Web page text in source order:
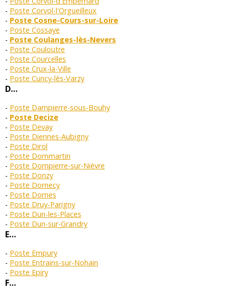
Poste Corvol-l'Orgueilleux
Poste Cosne-Cours-sur-Loire
Poste Cossaye
Poste Coulanges-lès-Nevers
Poste Couloutre
Poste Courcelles
Poste Crux-la-Ville
Poste Cuncy-lès-Varzy
D…
Poste Dampierre-sous-Bouhy
Poste Decize
Poste Devay
Poste Diennes-Aubigny
Poste Dirol
Poste Dommartin
Poste Dompierre-sur-Nièvre
Poste Donzy
Poste Dornecy
Poste Dornes
Poste Druy-Parigny
Poste Dun-les-Places
Poste Dun-sur-Grandry
E…
Poste Empury
Poste Entrains-sur-Nohain
Poste Epiry
F…